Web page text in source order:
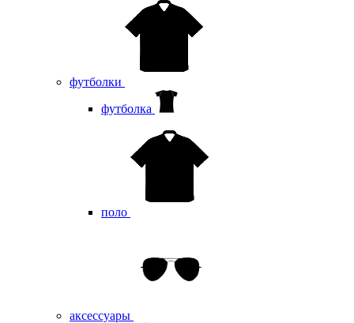
футболки
футболка
поло
аксессуары